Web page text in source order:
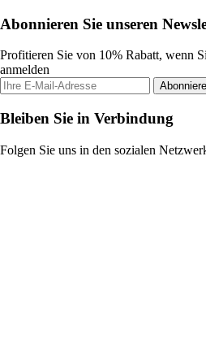
Abonnieren Sie unseren
Profitieren Sie von 10% Rabatt, wenn
anmelden
Bleiben Sie in Verbindung
Folgen Sie uns in den sozialen